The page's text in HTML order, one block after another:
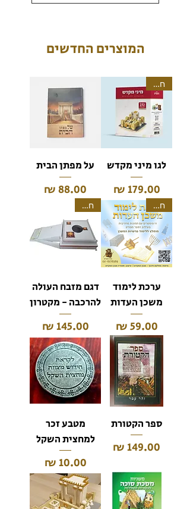
המוצרים החדשים
חדש!
לגו מיני מקדש
מחיר
על מפתן הבית
מחיר
חדש!
ערכת לימוד
משכן העדות
מחיר
חדש!
דגם מזבח העולה
להרכבה - מקטרון
מחיר
ספר הקטורת
מחיר
מטבע זכר
למחצית השקל
מחיר